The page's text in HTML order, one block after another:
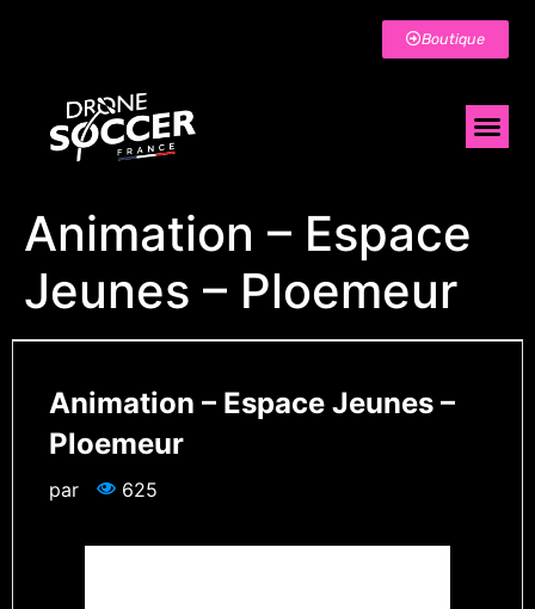
Boutique
Animation – Espace
Jeunes – Ploemeur
Animation – Espace Jeunes –
Ploemeur
par 625